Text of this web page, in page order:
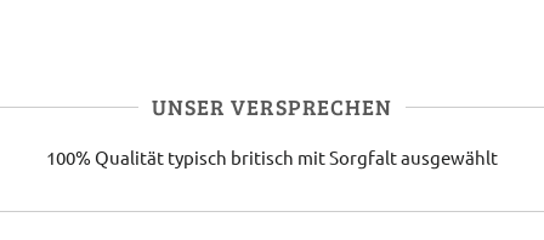
UNSER VERSPRECHEN
100% Qualität typisch britisch mit Sorgfalt ausgewählt